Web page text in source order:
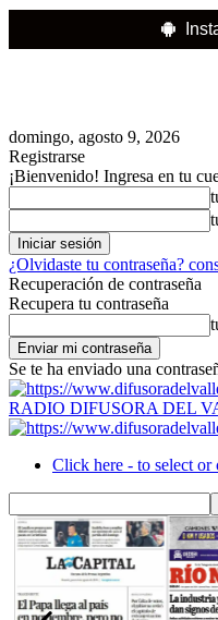
domingo, agosto 9, 2026
Registrarse
¡Bienvenido! Ingresa en tu
¿Olvidaste tu contraseña?
Recuperación de contraseña
Recupera tu contraseña
Se te ha enviado una
RADIO DIFUSORA DEL
Click here - to select or